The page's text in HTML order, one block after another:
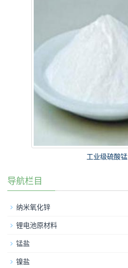
工业级硫酸锰
导航栏目
纳米氧化锌
锂电池原材料
锰盐
镍盐